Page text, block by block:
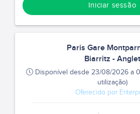
Iniciar sessão
Paris Gare
Biarritz - Anglet
Disponível desde 23/08/2026 a
utilização)
Oferecido por